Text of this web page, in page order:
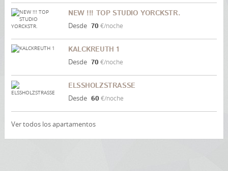
NEW !!! TOP STUDIO YORCKSTR.
Desde 70 €/noche
KALCKREUTH 1
Desde 70 €/noche
ELSSHOLZSTRASSE
Desde 60 €/noche
Ver todos los apartamentos